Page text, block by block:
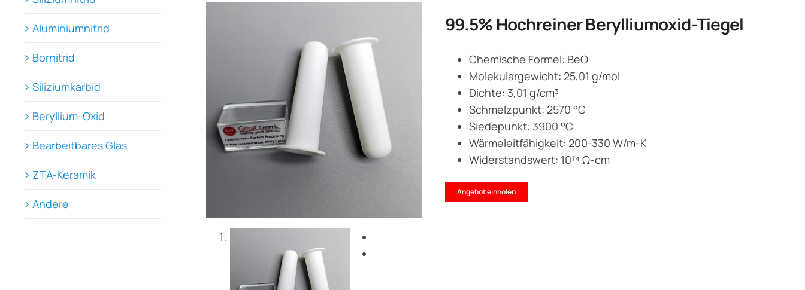
Italiano
99.5% Hochreiner Berylliumoxid-Tiegel
Chemische Formel: BeO
Molekulargewicht: 25,01 g/mol
Dichte: 3,01 g/cm³
Schmelzpunkt: 2570 °C
Siedepunkt: 3900 °C
Wärmeleitfähigkeit: 200-330 W/m-K
Widerstandswert: 10¹⁴ Ω-cm
Angebot einholen
Aluminiumnitrid
Bornitrid
Siliziumkarbid
Beryllium-Oxid
Bearbeitbares Glas
ZTA-Keramik
Andere